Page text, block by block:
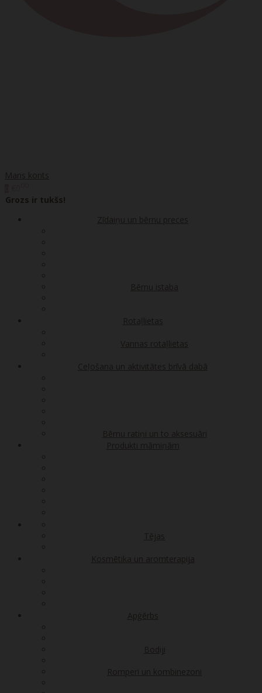
Mans konts
Grozs ir tukšs!
Zīdaiņu un bērnu preces
Bērnu istaba
Rotaļlietas
Vannas rotaļlietas
Ceļošana un aktivitātes brīvā dabā
Bērnu ratiņi un to aksesuāri
Produkti māmiņām
Tējas
Kosmētika un aromterapija
Apģērbs
Bodiji
Romperi un kombinezoni